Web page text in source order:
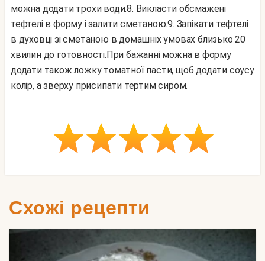
можна додати трохи води.8. Викласти обсмажені
тефтелі в форму і залити сметаною.9. Запікати тефтелі
в духовці зі сметаною в домашніх умовах близько 20
хвилин до готовності.При бажанні можна в форму
додати також ложку томатної пасти, щоб додати соусу
колір, а зверху присипати тертим сиром.
Схожі рецепти